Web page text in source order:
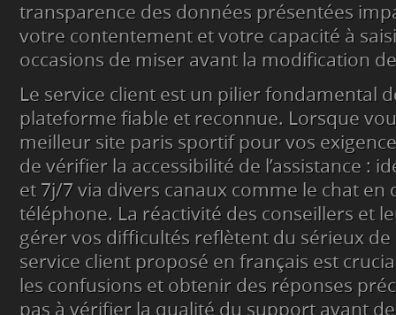
transparence des données présentées
votre contentement et votre capacité à
occasions de miser avant la modification
Le service client est un pilier fondamental
plateforme fiable et reconnue. Lorsque
meilleur site paris sportif pour vos
de vérifier la accessibilité de l’assistance :
et 7j/7 via divers canaux comme le chat en
téléphone. La réactivité des conseillers et
gérer vos difficultés reflètent du sérieux de
service client proposé en français est
les confusions et obtenir des réponses
pas à vérifier la qualité du support avant